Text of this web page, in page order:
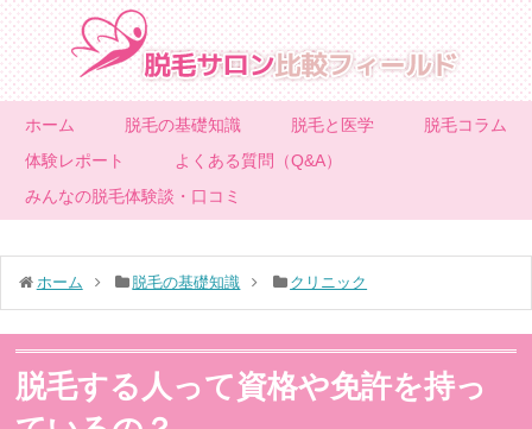
ホーム 脱毛の基礎知識 脱毛と医学
脱毛コラム
体験レポート
よくある質問（Q&A）
みんなの脱毛体験談・口コミ
ホーム 脱毛の基礎知識 クリニック
脱毛する人って資格や免許を持っ